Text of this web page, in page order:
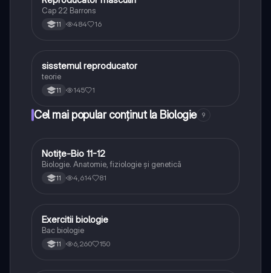
Cap 22 Barrons
11 484 16
Biologie
sisstemul reproducator
teorie
11 145 1
Cel mai popular conținut la Biologie 9
Biologie
Notițe-Bio 11-12
Biologie. Anatomie, fiziologie și genetică
11 4,614 81
Biologie
Exercitii biologie
Bac biologie
11 6,260 150